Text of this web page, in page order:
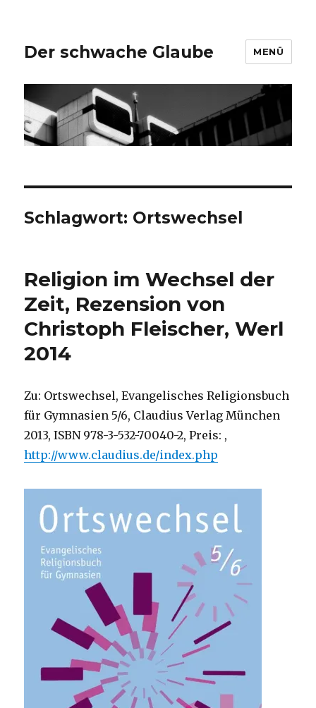
Der schwache Glaube MENÜ
Schlagwort: Ortswechsel
Religion im Wechsel der
Zeit, Rezension von
Christoph Fleischer, Werl
2014
Zu: Ortswechsel, Evangelisches Religionsbuch
für Gymnasien 5/6, Claudius Verlag München
2013, ISBN 978-3-532-70040-2, Preis: ,
http://www.claudius.de/index.php